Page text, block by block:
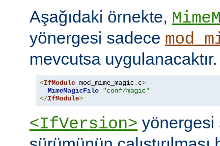
Aşağıdaki örnekte,
yönergesi sadece
mevcutsa uygulanacaktır.
<IfModule mod_mime_magic. c>
MimeMagicFile
"conf/magic"
</IfModule>
<IfVersion> yönergesi